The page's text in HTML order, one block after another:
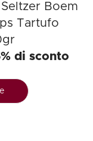
Boem
Tartufo
di sconto